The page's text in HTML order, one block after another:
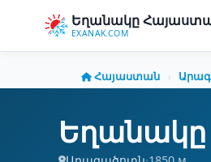
Եղանակը
EXANAK.COM
Հայաստան ›